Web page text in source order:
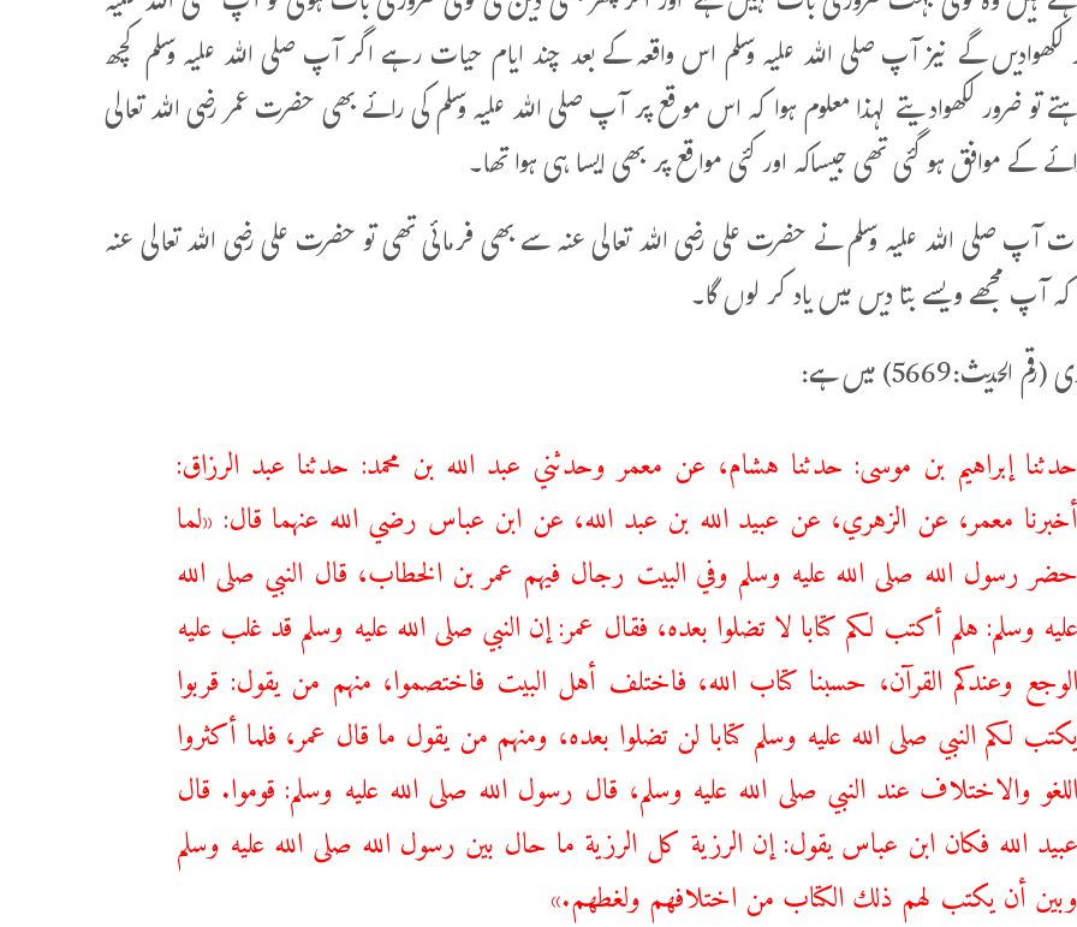
لکھوادیں گے نیز آپ صلی اللہ علیہ وسلم اس واقعہ کے بعد چند ایام حیات رہے اگر آپ صلی اللہ علیہ وسلم کچھ
تو ضرور لکھوادیتے لہذا معلوم ہوا کہ اس موقع پر آپ صلی اللہ علیہ وسلم کی رائے بھی حضرت عمر رضی اللہ تعالی
کے موافق ہو گئی تھی جیساکہ اور کئی مواقع پر بھی ایسا ہی ہوا تھا۔
آپ صلی اللہ علیہ وسلم نے حضرت علی رضی اللہ تعالی عنہ سے بھی فرمائی تھی تو حضرت علی رضی اللہ تعالی عنہ
آپ مجھے ویسے بتا دیں میں یاد کر لوں گا۔
میں ہے:
حدثنا ‌إبراهيم بن موسى: حدثنا ‌هشام، عن ‌معمر وحدثني ‌عبد الله بن محمد: حدثنا ‌عبد الرزاق:
أخبرنا ‌معمر، عن ‌الزهري، عن ‌عبيد الله بن عبد الله، عن ‌ابن عباس رضي الله عنهما قال: «لما
حضر رسول الله صلى الله عليه وسلم وفي البيت رجال فيهم عمر بن الخطاب، قال النبي صلى الله
عليه وسلم: هلم أكتب لكم كتابا لا تضلوا بعده، فقال عمر: إن النبي صلى الله عليه وسلم قد غلب عليه
الوجع وعندكم القرآن، ‌حسبنا ‌كتاب ‌الله، فاختلف أهل البيت فاختصموا، منهم من يقول: قربوا
يكتب لكم النبي صلى الله عليه وسلم كتابا لن تضلوا بعده، ومنهم من يقول ما قال عمر، فلما أكثروا
اللغو والاختلاف عند النبي صلى الله عليه وسلم، قال رسول الله صلى الله عليه وسلم: قوموا. قال
عبيد الله فكان ابن عباس يقول: إن الرزية كل الرزية ما حال بين رسول الله صلى الله عليه وسلم
وبين أن يكتب لهم ذلك الكتاب من اختلافهم ولغطهم.»